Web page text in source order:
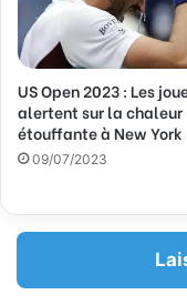
US Open 2023 : Les
alertent sur la chaleur
étouffante à New York
09/07/2023